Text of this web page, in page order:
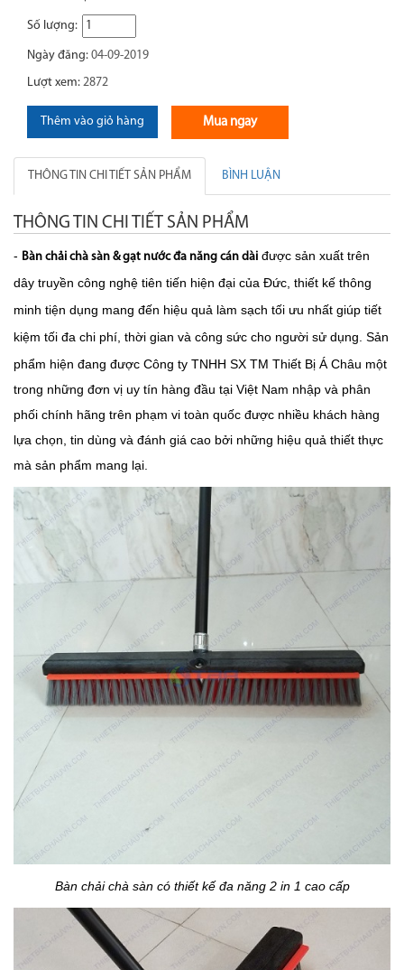
Số lượng:
Ngày đăng: 04-09-2019
Lượt xem: 2872
Thêm vào giỏ hàng Mua ngay
THÔNG TIN CHI TIẾT SẢN PHẨM BÌNH LUẬN
THÔNG TIN CHI TIẾT SẢN PHẨM
- Bàn chải chà sàn & gạt nước đa năng cán dài được sản xuất trên
dây truyền công nghệ tiên tiến hiện đại của Đức, thiết kế thông
minh tiện dụng mang đến hiệu quả làm sạch tối ưu nhất giúp tiết
kiệm tối đa chi phí, thời gian và công sức cho người sử dụng. Sản
phẩm hiện đang được Công ty TNHH SX TM Thiết Bị Á Châu một
trong những đơn vị uy tín hàng đầu tại Việt Nam nhập và phân
phối chính hãng trên phạm vi toàn quốc được nhiều khách hàng
lựa chọn, tin dùng và đánh giá cao bởi những hiệu quả thiết thực
mà sản phẩm mang lại.
Bàn chải chà sàn có thiết kế đa năng 2 in 1 cao cấp